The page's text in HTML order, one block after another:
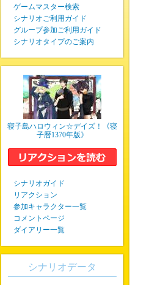
ゲームマスター検索
シナリオご利用ガイド
グループ参加ご利用ガイド
シナリオタイプのご案内
寝子島ハロウィン☆デイズ！《寝
子暦1370年版》
シナリオガイド
リアクション
参加キャラクター一覧
コメントページ
ダイアリー一覧
シナリオデータ